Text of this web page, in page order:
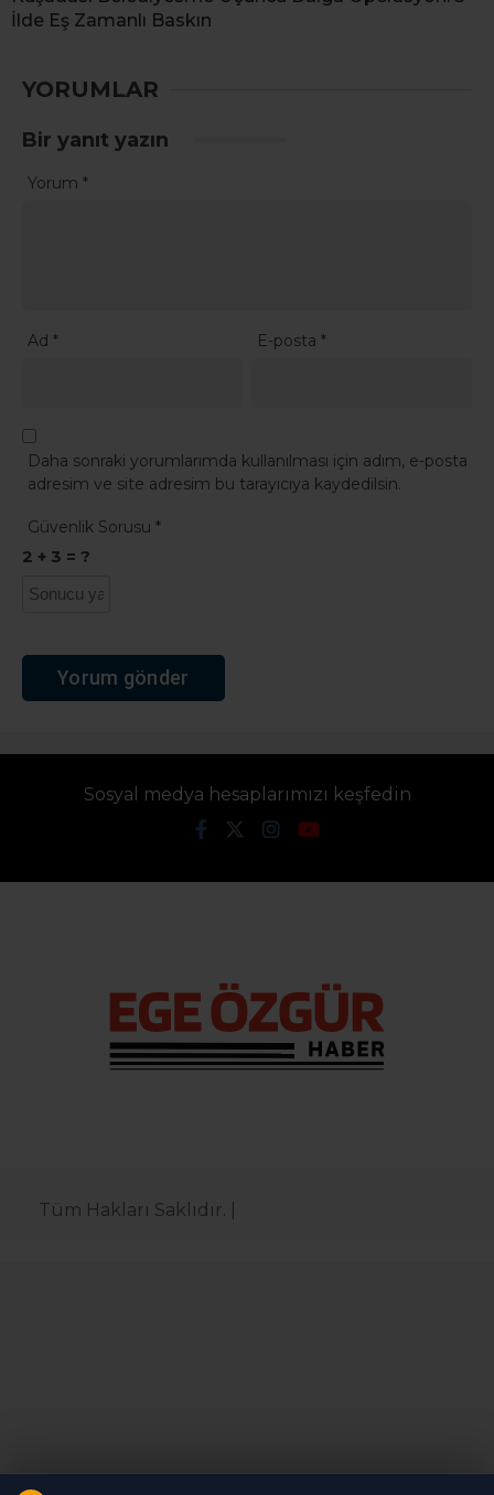
İlde Eş Zamanlı Baskın
YORUMLAR
Bir yanıt yazın
Yorum *
Ad * E-posta*
Daha sonraki yorumlarımda kullanılması için adım, e-posta
adresim ve site adresim bu tarayıcıya kaydedilsin.
Güvenlik Sorusu *
2 + 3 = ?
Sosyal medya hesaplarımızı keşfedin
Tüm Hakları Saklıdır. |